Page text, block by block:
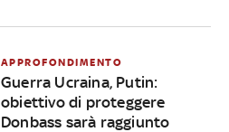
APPROFONDIMENTO
Guerra Ucraina, Putin:
obiettivo di proteggere
Donbass sarà raggiunto